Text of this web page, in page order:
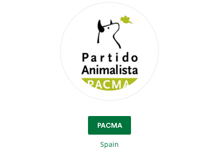
PACMA
Spain